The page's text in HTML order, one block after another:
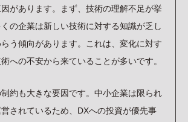
があります。まず、技術の理解不足が挙
の企業は新しい技術に対する知識が乏し
う傾向があります。これは、変化に対す
への不安から来ていることが多いです。
約も大きな要因です。中小企業は限られ
されているため、DXへの投資が優先事